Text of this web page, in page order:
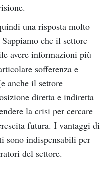
una risposta molto
che il settore
avere informazioni più
sofferenza e
anche il settore
diretta e indiretta
la crisi per cercare
futura. I vantaggi di
sono indispensabili per
del settore.